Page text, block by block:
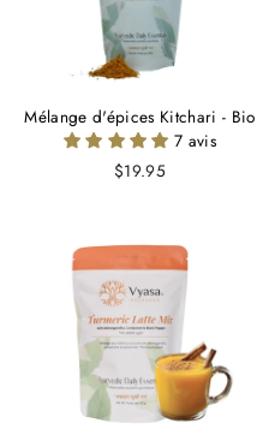
Mélange d'épices Kitchari - Bio
7 avis
$19.95